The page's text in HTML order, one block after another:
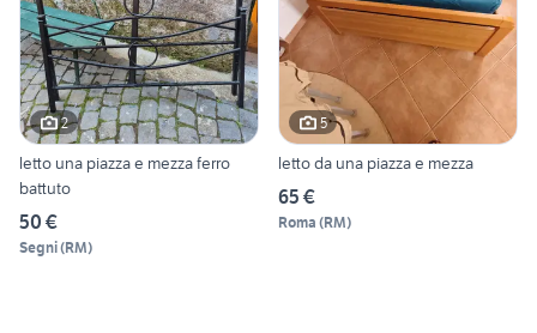
2
letto una piazza e mezza ferro
battuto
50 €
Segni(RM)
5
letto da una piazza e mezza
65 €
Roma (RM)